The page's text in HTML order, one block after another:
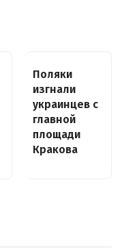
Поляки
изгнали
украинцев с
главной
площади
Кракова